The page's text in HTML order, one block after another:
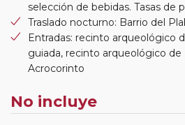
selección de bebidas. Tasas de
Traslado nocturno: Barrio del
Entradas: recinto arqueológico
guiada, recinto arqueológico de
Acrocorinto
No incluye